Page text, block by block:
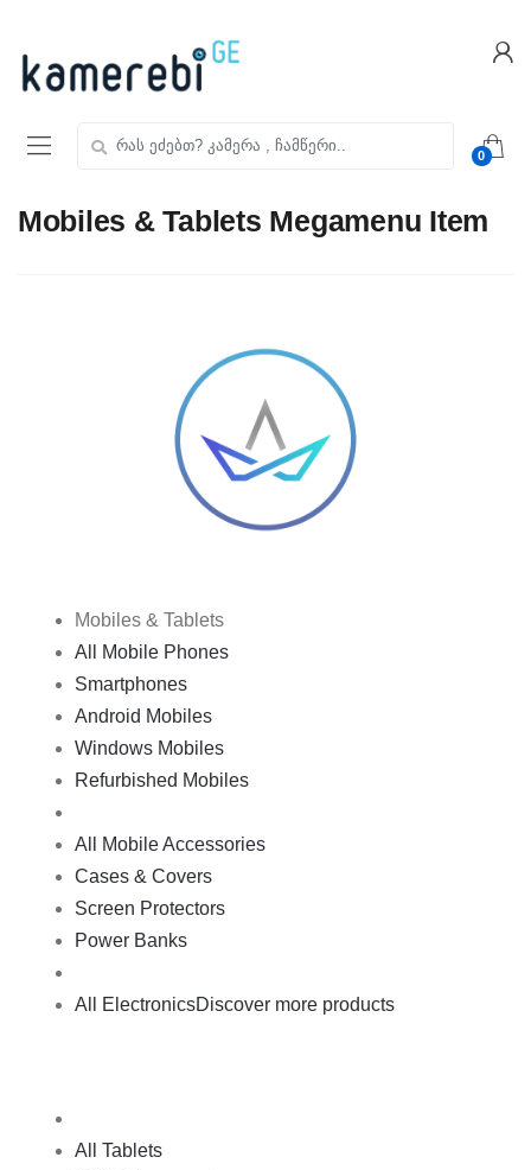
navigation
content
0
Mobiles & Tablets Megamenu Item
Mobiles & Tablets
All Mobile Phones
Smartphones
Android Mobiles
Windows Mobiles
Refurbished Mobiles
All Mobile Accessories
Cases & Covers
Screen Protectors
Power Banks
All ElectronicsDiscover more products
All Tablets